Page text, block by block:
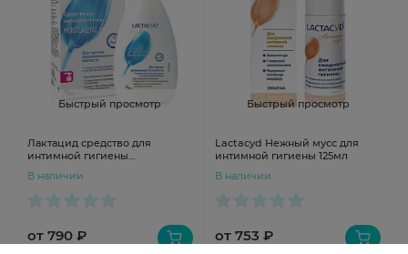
Быстрый просмотр
Лактацид средство для
интимной гигиены
В наличии
от 790 ₽
Быстрый просмотр
Lactacyd Нежный мусс для
интимной гигиены 125мл
В наличии
от 753 ₽